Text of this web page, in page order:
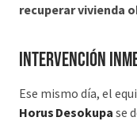
recuperar vivienda
Intervención
Ese mismo día, el
Horus Desokupa se